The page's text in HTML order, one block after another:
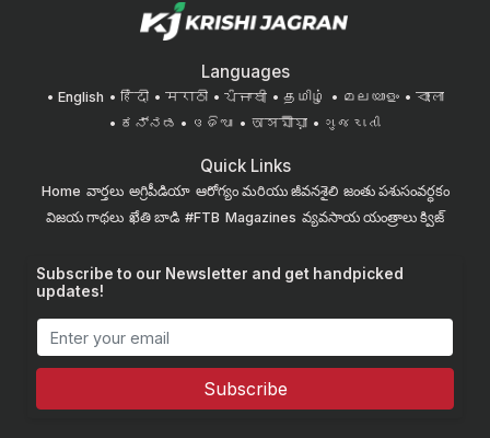
Languages
English हिंदी मराठी ਪੰਜਾਬੀ தமிழ் മലയാളം
বাংলা
ಕನ್ನಡ
ଓଡିଆ অসমীয়া ગુજરાતી
Quick Links
Home వార్తలు అగ్రిపీడియా ఆరోగ్యం మరియు జీవనశైలి జంతు పశుసంవర్ధకం
విజయ గాథలు ఖేతి బాడి #FTB Magazines వ్యవసాయ యంత్రాలు క్విజ్
Subscribe to our Newsletter and get handpicked
updates!
Subscribe